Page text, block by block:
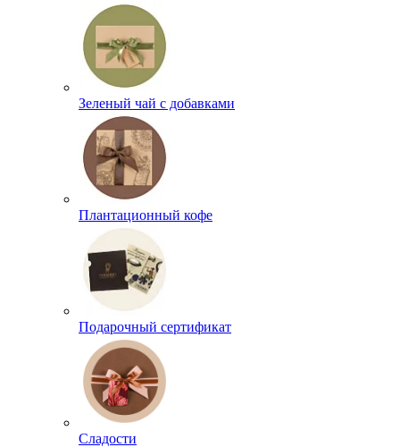
Зеленый чай с добавками
Плантационный кофе
Подарочный сертификат
Сладости